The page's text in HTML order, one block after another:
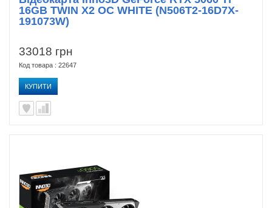
33018 грн
Код товара : 22647
КУПИТИ
16GB TWIN X2 OC WHITE (N506T2-16D7X-
191073W)